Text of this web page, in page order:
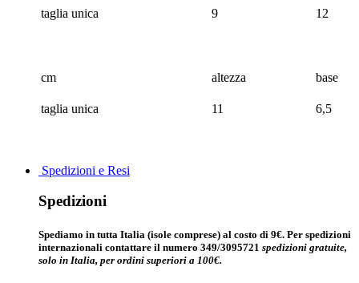
taglia unica 9 12
cm altezza base
taglia unica 11 6,5
Spedizioni e Resi
Spedizioni
Spediamo in tutta Italia (isole comprese) al costo di 9€. Per spedizioni
internazionali contattare il numero 349/3095721 spedizioni gratuite,
solo in Italia, per ordini superiori a 100€.